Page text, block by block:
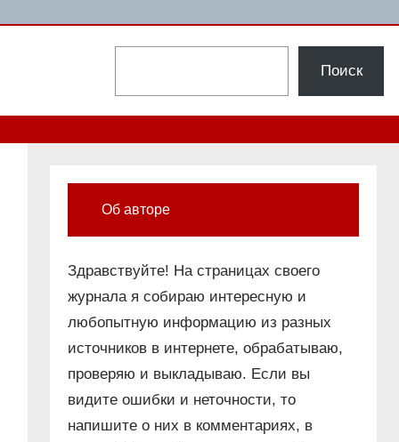
Поиск
Об авторе
Здравствуйте! На страницах своего
журнала я собираю интересную и
любопытную информацию из разных
источников в интернете, обрабатываю,
проверяю и выкладываю. Если вы
видите ошибки и неточности, то
напишите о них в комментариях, в